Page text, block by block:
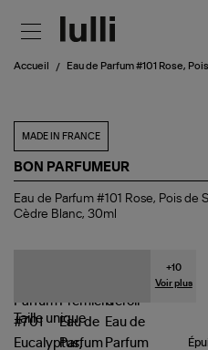
Accueil Eau de Parfum #101 Rose,
MADE IN FRANCE
BON PARFUMEUR
Eau
de
Cèdre
Blanc,
30ml
Eau de Parfum #101 Rose, Pois de
Cèdre Blanc, 30ml
+10
Voir plus
Taille unique